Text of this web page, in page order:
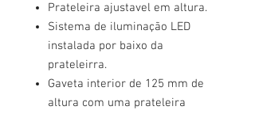
Prateleira ajustavel em altura.
Sistema de iluminação LED
instalada por baixo da
prateleirra.
Gaveta interior de 125 mm de
altura com uma prateleira